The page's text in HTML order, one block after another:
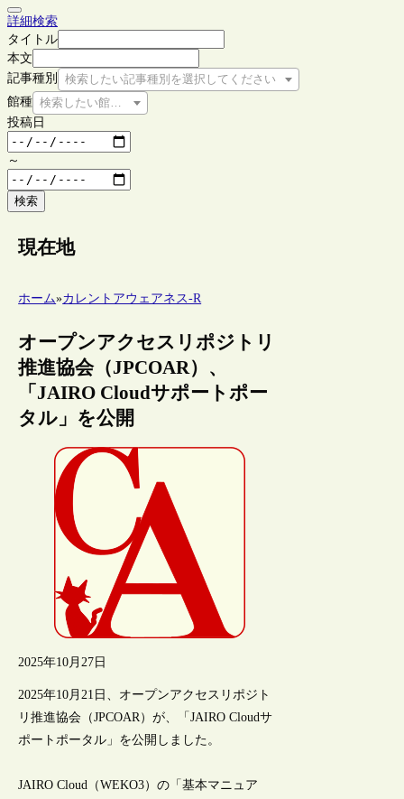
詳細検索
タイトル
本文
記事種別
検索したい記事種別を選択してください
館種 検索したい館種を選択してください
投稿日
～
検索
現在地
ホーム»カレントアウェアネス-R
オープンアクセスリポジトリ
推進協会（JPCOAR）、
「JAIRO Cloudサポートポー
タル」を公開
2025年10月27日
2025年10月21日、オープンアクセスリポジト
リ推進協会（JPCOAR）が、「JAIRO Cloudサ
ポートポータル」を公開しました。
JAIRO Cloud（WEKO3）の「基本マニュア